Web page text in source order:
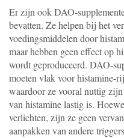
Er zijn ook DAO-
bevatten. Ze helpen bij het
voedingsmiddelen door
maar hebben geen effect op
wordt geproduceerd. DAO-
moeten vlak voor histamine-
waardoor ze vooral nuttig
van histamine lastig is.
verlichten, zijn ze geen
aanpakken van andere